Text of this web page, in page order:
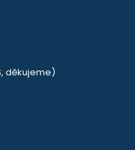
děkujeme)